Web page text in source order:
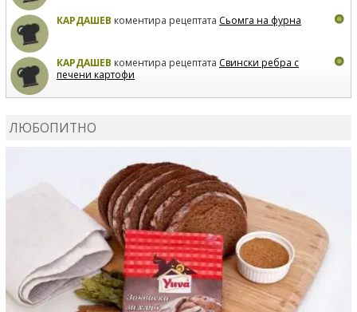
КАРДАШЕВ коментира рецептата Сьомга на фурна
КАРДАШЕВ коментира рецептата Свински ребра с
печени картофи
ЛЮБОПИТНО